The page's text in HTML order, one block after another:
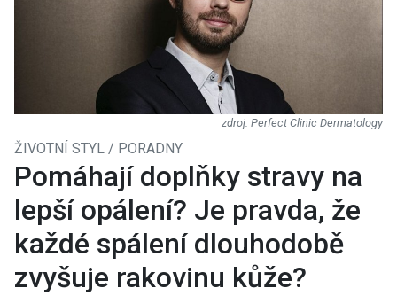
Perfect Clinic Dermatology
ŽIVOTNÍ STYL / PORADNY
Pomáhají doplňky stravy na
lepší opálení? Je pravda, že
každé spálení dlouhodobě
zvyšuje rakovinu kůže?